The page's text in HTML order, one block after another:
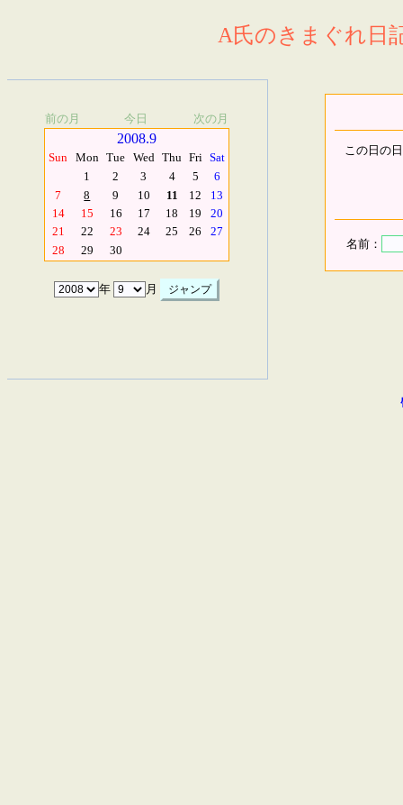
A氏のきまぐれ日
前の月 今日 次の月
2008.9
Sun Mon Tue Wed Thu Fri Sat
1
2 3 4 5
6
7
8 9 10 11 12
13
14
15 16 17 18 19
20
21
22 23 24 25 26
27
28
29 30
年 月
この日の
名前：